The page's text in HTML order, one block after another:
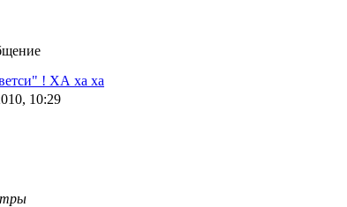
! ХА ха ха
10:29